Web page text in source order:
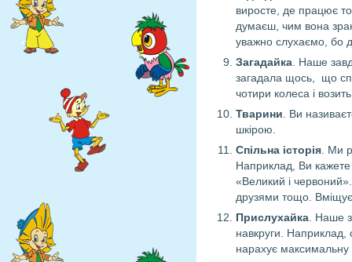
виросте, де працює
думаєш, чим вона
уважно слухаємо, бо
Загадайка . Наше
загадала щось, що
чотири колеса і
Тварини . Ви
шкірою.
Спільна історія . Ми
Наприклад, Ви кажете
«Великий і
друзями тощо.
Прислухайка . Наше
навкруги. Наприклад,
нарахує максимальну